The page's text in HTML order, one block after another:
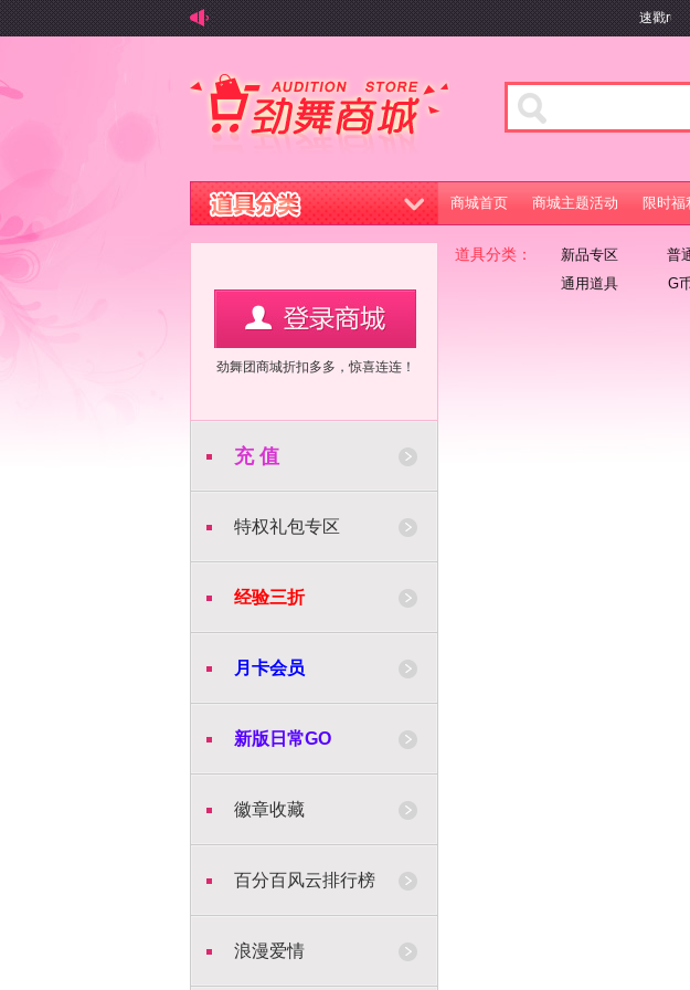
速戳
商城首页 商城主题活动 限时福
劲舞团商城折扣多多，惊喜连连！
充 值
特权礼包专区
经验三折
月卡会员
新版日常GO
徽章收藏
百分百风云排行榜
浪漫爱情
道具分类： 新品专区 普
通用道具
G